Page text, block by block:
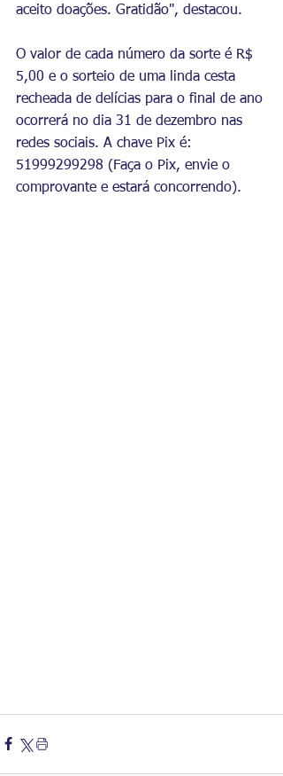
aceito doações. Gratidão", destacou.
O valor de cada número da sorte é R$
5,00 e o sorteio de uma linda cesta
recheada de delícias para o final de ano
ocorrerá no dia 31 de dezembro nas
redes sociais. A chave Pix é:
51999299298 (Faça o Pix, envie o
comprovante e estará concorrendo).